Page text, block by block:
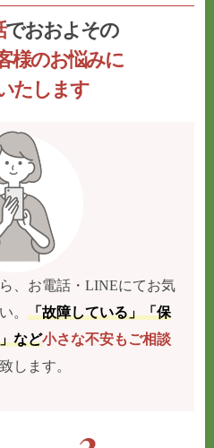
でおおよその
様のお悩みに
たします
、お電話・LINEにてお気
。「故障している」「保
など小さな不安もご相談
します。